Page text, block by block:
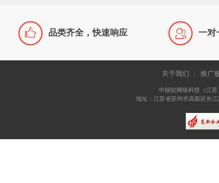
 品类齐全，快速响应  一对
关于我们 推广
中细软网络科技（江
地址：江苏省苏州市高新区长